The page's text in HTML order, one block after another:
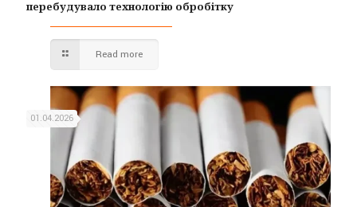
перебудувало технологію обробітку
Read more
01.04.2026